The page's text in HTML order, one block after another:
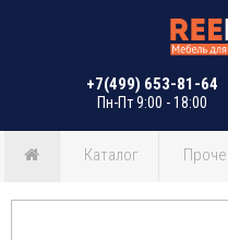
+7(499) 653-81-64
Пн-Пт 9:00 - 18:00
Каталог